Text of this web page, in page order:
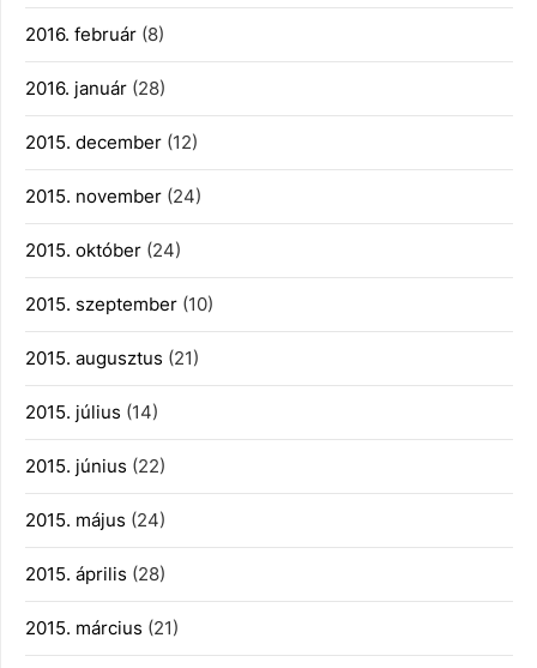
2016. február (8)
2016. január (28)
2015. december (12)
2015. november (24)
2015. október (24)
2015. szeptember (10)
2015. augusztus (21)
2015. július (14)
2015. június (22)
2015. május (24)
2015. április (28)
2015. március (21)